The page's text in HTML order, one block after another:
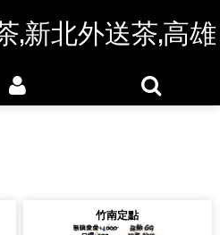
,新北外送茶,高雄
竹南定點